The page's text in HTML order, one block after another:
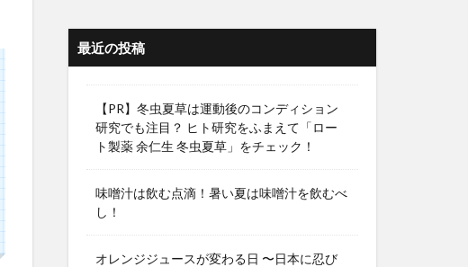
最近の投稿
【PR】冬虫夏草は運動後のコンディション
研究でも注目？ ヒト研究をふまえて「ロー
ト製薬 余仁生 冬虫夏草」をチェック！
味噌汁は飲む点滴！暑い夏は味噌汁を飲むべ
し！
オレンジジュースが変わる日 〜日本に忍び